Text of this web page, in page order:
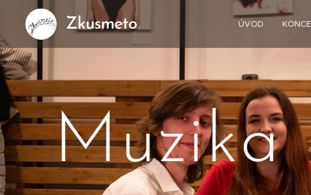
Zkusmeto ÚVOD
Muzika